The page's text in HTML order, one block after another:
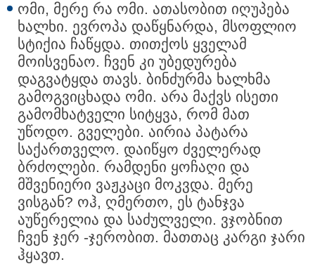
ომი, მერე რა ომი. ათასობით იღუპება
ხალხი. ევროპა დაწყნარდა, მსოფლიო
სტიქია ჩაწყდა. თითქოს ყველამ
მოისვენაო. ჩვენ კი უბედურება
დაგვატყდა თავს. ბინძურმა ხალხმა
გამოგვიცხადა ომი. არა მაქვს ისეთი
გამომხატველი სიტყვა, რომ მათ
უწოდო. გველები. აირია პატარა
საქართველო. დაიწყო ძველერად
ბრძოლები. რამდენი ყოჩაღი და
მშვენიერი ვაჟკაცი მოკვდა. მერე
ვისგან? ოჰ, ღმერთო, ეს ტანჯვა
აუწერელია და საძულველი. ვჯობნით
ჩვენ ჯერ -ჯერობით. მათთაც კარგი ჯარი
ჰყავთ.